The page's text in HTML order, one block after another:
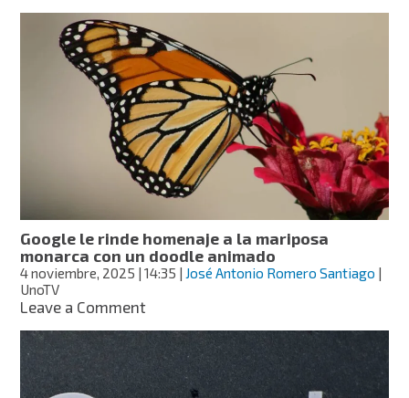
vs.
Brasil
por
el
tercer
lugar
del
Mundial
Sub-
17
fecha
y
quién
ganará
IA
Google le rinde homenaje a la mariposa
monarca con un doodle animado
4 noviembre, 2025 | 14:35 | José Antonio Romero Santiago |
UnoTV
Leave a Commenton
le
rinde
homenaje